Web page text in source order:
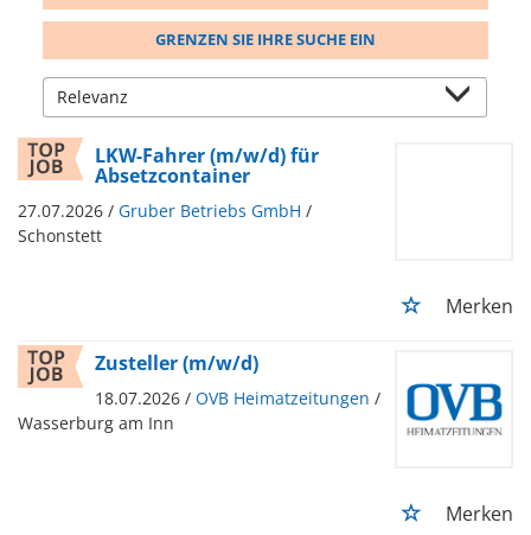
GRENZEN SIE IHRE SUCHE EIN
LKW-Fahrer (m/w/d) für
Absetzcontainer
27.07.2026 / Gruber Betriebs GmbH /
Schonstett
Merken
Zusteller (m/w/d)
18.07.2026 / OVB Heimatzeitungen /
Wasserburg am Inn
Merken